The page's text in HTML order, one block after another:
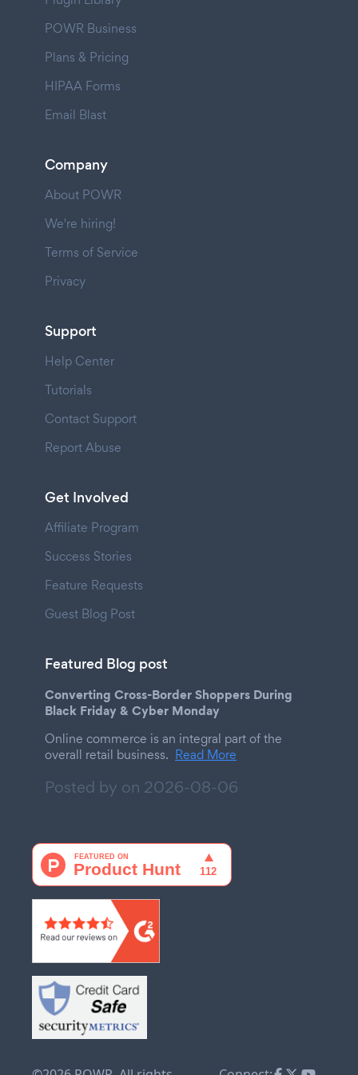
POWR Business
Plans & Pricing
HIPAA Forms
Email Blast
Company
About POWR
We're hiring!
Terms of Service
Privacy
Support
Help Center
Tutorials
Contact Support
Report Abuse
Get Involved
Affiliate Program
Success Stories
Feature Requests
Guest Blog Post
Featured Blog post
Converting Cross-Border Shoppers During
Black Friday & Cyber Monday
Online commerce is an integral part of the
overall retail business. Read More
Posted by on 2026-08-06